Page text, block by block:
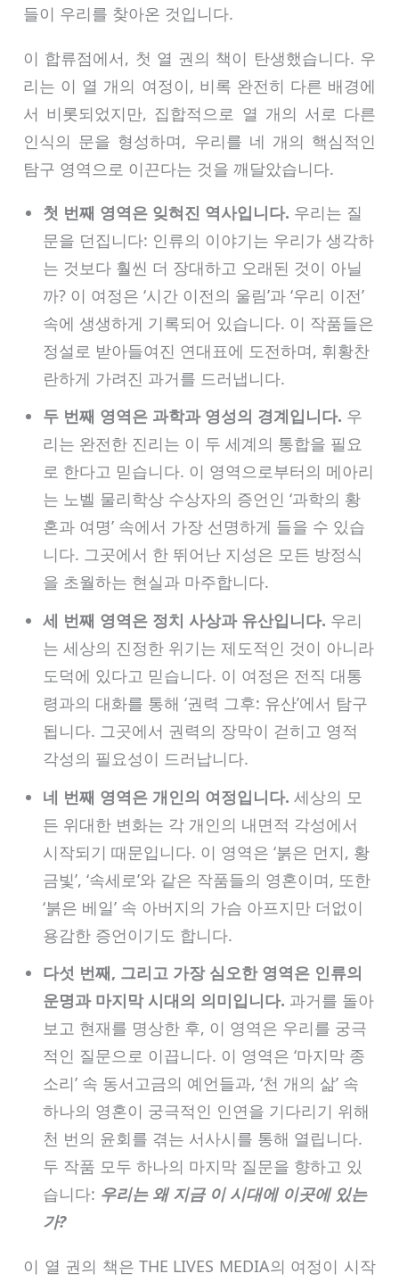
들이 우리를 찾아온 것입니다.
이 합류점에서, 첫 열 권의 책이 탄생했습니다. 우
리는 이 열 개의 여정이, 비록 완전히 다른 배경에
서 비롯되었지만, 집합적으로 열 개의 서로 다른
인식의 문을 형성하며, 우리를 네 개의 핵심적인
탐구 영역으로 이끈다는 것을 깨달았습니다.
첫 번째 영역은 잊혀진 역사입니다. 우리는 질
문을 던집니다: 인류의 이야기는 우리가 생각하
는 것보다 훨씬 더 장대하고 오래된 것이 아닐
까? 이 여정은 ‘시간 이전의 울림’과 ‘우리 이전’
속에 생생하게 기록되어 있습니다. 이 작품들은
정설로 받아들여진 연대표에 도전하며, 휘황찬
란하게 가려진 과거를 드러냅니다.
두 번째 영역은 과학과 영성의 경계입니다. 우
리는 완전한 진리는 이 두 세계의 통합을 필요
로 한다고 믿습니다. 이 영역으로부터의 메아리
는 노벨 물리학상 수상자의 증언인 ‘과학의 황
혼과 여명’ 속에서 가장 선명하게 들을 수 있습
니다. 그곳에서 한 뛰어난 지성은 모든 방정식
을 초월하는 현실과 마주합니다.
세 번째 영역은 정치 사상과 유산입니다. 우리
는 세상의 진정한 위기는 제도적인 것이 아니라
도덕에 있다고 믿습니다. 이 여정은 전직 대통
령과의 대화를 통해 ‘권력 그후: 유산’에서 탐구
됩니다. 그곳에서 권력의 장막이 걷히고 영적
각성의 필요성이 드러납니다.
네 번째 영역은 개인의 여정입니다. 세상의 모
든 위대한 변화는 각 개인의 내면적 각성에서
시작되기 때문입니다. 이 영역은 ‘붉은 먼지, 황
금빛’, ‘속세로’와 같은 작품들의 영혼이며, 또한
‘붉은 베일’ 속 아버지의 가슴 아프지만 더없이
용감한 증언이기도 합니다.
다섯 번째, 그리고 가장 심오한 영역은 인류의
운명과 마지막 시대의 의미입니다. 과거를 돌아
보고 현재를 명상한 후, 이 영역은 우리를 궁극
적인 질문으로 이끕니다. 이 영역은 ‘마지막 종
소리’ 속 동서고금의 예언들과, ‘천 개의 삶’ 속
하나의 영혼이 궁극적인 인연을 기다리기 위해
천 번의 윤회를 겪는 서사시를 통해 열립니다.
두 작품 모두 하나의 마지막 질문을 향하고 있
습니다: 우리는 왜 지금 이 시대에 이곳에 있는
가?
이 열 권의 책은 THE LIVES MEDIA의 여정이 시작